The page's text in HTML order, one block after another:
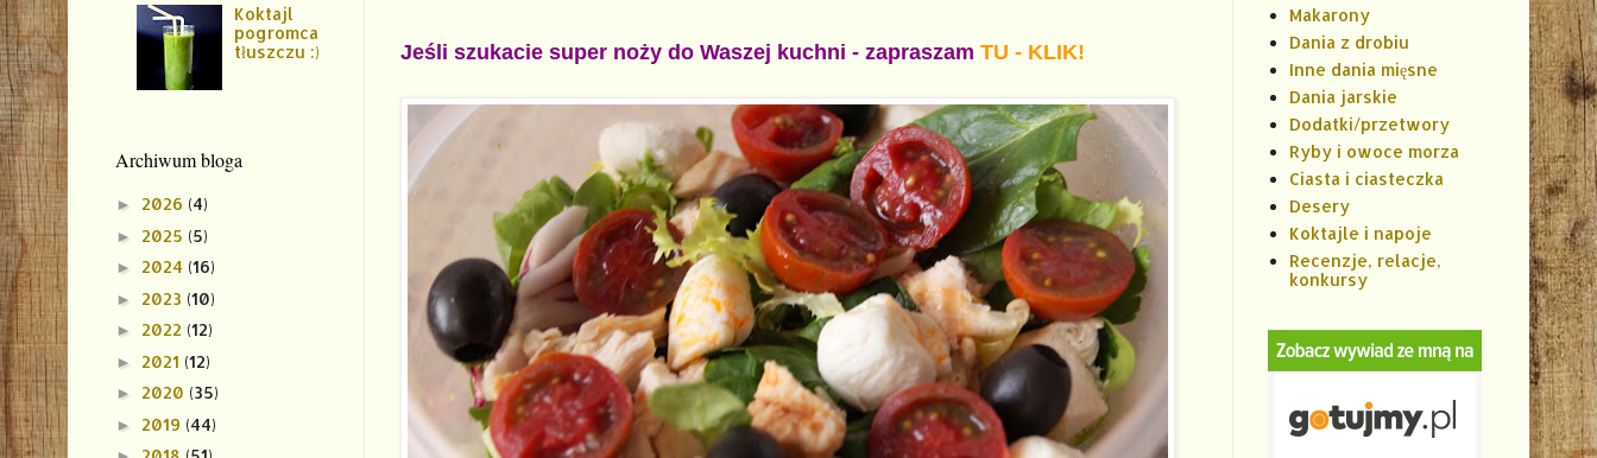
Jeśli szukacie super noży do Waszej kuchni - zapraszam TU - KLIK!
Koktajl
pogromca
tłuszczu :)
Archiwum bloga
► 2026 (4)
► 2025 (5)
► 2024 (16)
► 2023 (10)
► 2022 (12)
► 2021 (12)
► 2020 (35)
► 2019 (44)
Makarony
Dania z drobiu
Inne dania mięsne
Dania jarskie
Dodatki/przetwory
Ryby i owoce morza
Ciasta i ciasteczka
Desery
Koktajle i napoje
Recenzje, relacje,
konkursy